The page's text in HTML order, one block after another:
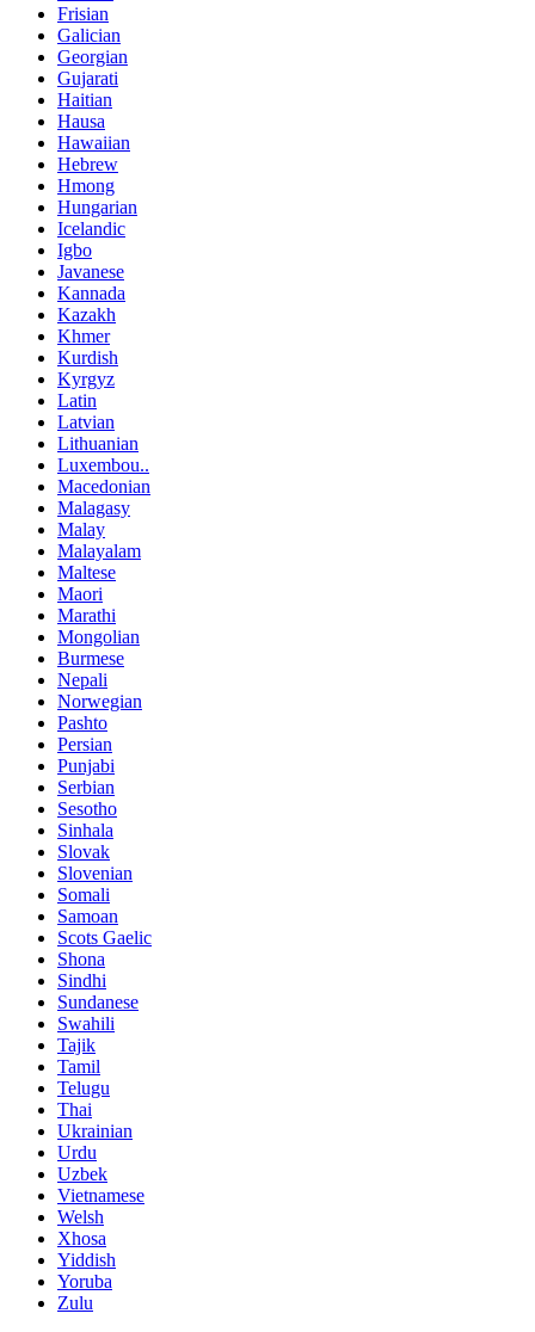
Frisian
Galician
Georgian
Gujarati
Haitian
Hausa
Hawaiian
Hebrew
Hmong
Hungarian
Icelandic
Igbo
Javanese
Kannada
Kazakh
Khmer
Kurdish
Kyrgyz
Latin
Latvian
Lithuanian
Luxembou..
Macedonian
Malagasy
Malay
Malayalam
Maltese
Maori
Marathi
Mongolian
Burmese
Nepali
Norwegian
Pashto
Persian
Punjabi
Serbian
Sesotho
Sinhala
Slovak
Slovenian
Somali
Samoan
Scots Gaelic
Shona
Sindhi
Sundanese
Swahili
Tajik
Tamil
Telugu
Thai
Ukrainian
Urdu
Uzbek
Vietnamese
Welsh
Xhosa
Yiddish
Yoruba
Zulu